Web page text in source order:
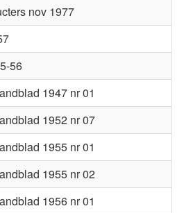
nov 1977
56
1947 nr 01
1952 nr 07
1955 nr 01
1955 nr 02
1956 nr 01